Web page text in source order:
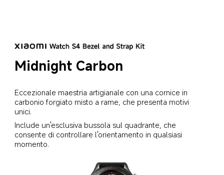
Midnight Carbon
Eccezionale maestria artigianale con una cornice in
carbonio forgiato misto a rame, che presenta motivi
unici.
Include un'esclusiva bussola sul quadrante, che
consente di controllare l'orientamento in qualsiasi
momento.